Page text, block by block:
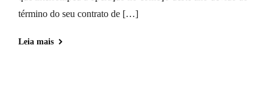
término do seu contrato de […]
Leia mais